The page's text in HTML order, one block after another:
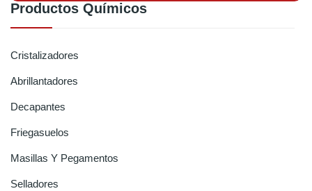
Productos Químicos
Cristalizadores
Abrillantadores
Decapantes
Friegasuelos
Masillas Y Pegamentos
Selladores